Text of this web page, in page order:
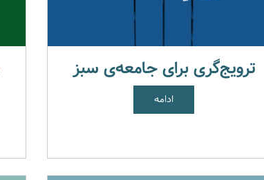
ترویج‌گری برای جامعه‌ی سبز
ادامه